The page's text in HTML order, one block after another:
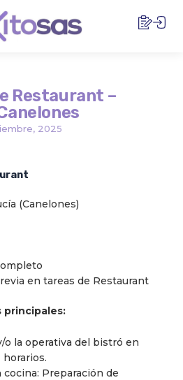
Restaurant –
2025
(Canelones)
en tareas de Restaurant
principales:
o la operativa del bistró en
Preparación de